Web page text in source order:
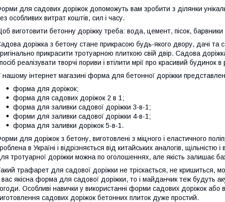
для садових доріжок допоможуть вам зробити з ділянки
особливих витрат коштів, сил і часу.
виготовити бетонну доріжку треба: вода, цемент, пісок, барвники
доріжка з бетону стане прикрасою будь-якого двору, дачі
прикрасити тротуарною плиткою свій двір. Садова
реалізувати творчі пориви і втілити мрії про красивий будинок в
нашому інтернет магазині форма для бетонної доріжки
форма для доріжок;
форма для садових доріжок 2 в 1;
форма для заливки садової доріжки 3-в-1;
форми для заливки садової доріжки 4-в-1;
форма для заливки доріжок 5-в-1.
для доріжок з бетону, виготовлені з міцного і еластичного
в Україні і відрізняється від китайських аналогів,
тротуарної доріжки можна по оголошеннях, але якість залишає
трафарет для садової доріжки не тріскається, не кришиться,
вас якісна форма для садової доріжки, то і майданчик теж будуть
Особливі навички у використанні форми садових доріжок або
садових доріжок бетонних плиток дуже простий.